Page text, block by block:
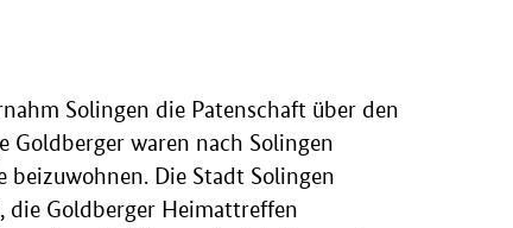
Solingen die Patenschaft über den
Goldberger waren nach Solingen
Die Stadt Solingen
Goldberger Heimattreffen